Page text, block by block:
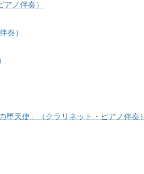
アノ伴奏）
奏）
堕天使」（クラリネット・ピアノ伴奏）